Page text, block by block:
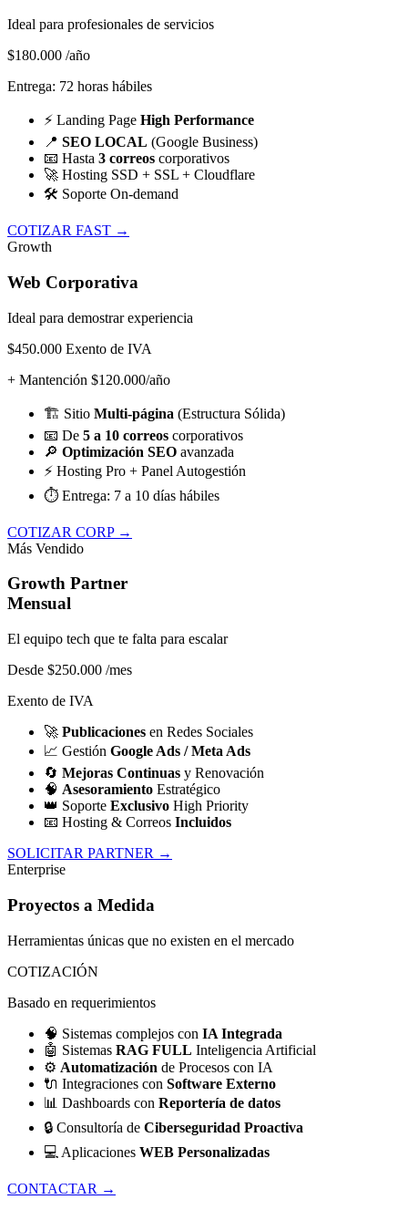
Ideal para profesionales de servicios
$180.000 /año
Entrega: 72 horas hábiles
⚡ Landing Page High Performance
📍 SEO LOCAL (Google Business)
📧 Hasta 3 correos corporativos
🚀 Hosting SSD + SSL + Cloudflare
🛠️ Soporte On-demand
COTIZAR FAST →
Growth
Web Corporativa
Ideal para demostrar experiencia
$450.000 Exento de IVA
+ Mantención $120.000/año
🏗️ Sitio Multi-página (Estructura Sólida)
📧 De 5 a 10 correos corporativos
🔎 Optimización SEO avanzada
⚡ Hosting Pro + Panel Autogestión
⏱️ Entrega: 7 a 10 días hábiles
COTIZAR CORP →
Más Vendido
Growth Partner
Mensual
El equipo tech que te falta para escalar
Desde $250.000 /mes
Exento de IVA
🚀 Publicaciones en Redes Sociales
📈 Gestión Google Ads / Meta Ads
🔄 Mejoras Continuas y Renovación
🧠 Asesoramiento Estratégico
👑 Soporte Exclusivo High Priority
📧 Hosting & Correos Incluidos
SOLICITAR PARTNER →
Enterprise
Proyectos a Medida
Herramientas únicas que no existen en el mercado
COTIZACIÓN
Basado en requerimientos
🧠 Sistemas complejos con IA Integrada
🤖 Sistemas RAG FULL Inteligencia Artificial
⚙️ Automatización de Procesos con IA
🔌 Integraciones con Software Externo
📊 Dashboards con Reportería de datos
🔒 Consultoría de Ciberseguridad Proactiva
💻 Aplicaciones WEB Personalizadas
CONTACTAR →